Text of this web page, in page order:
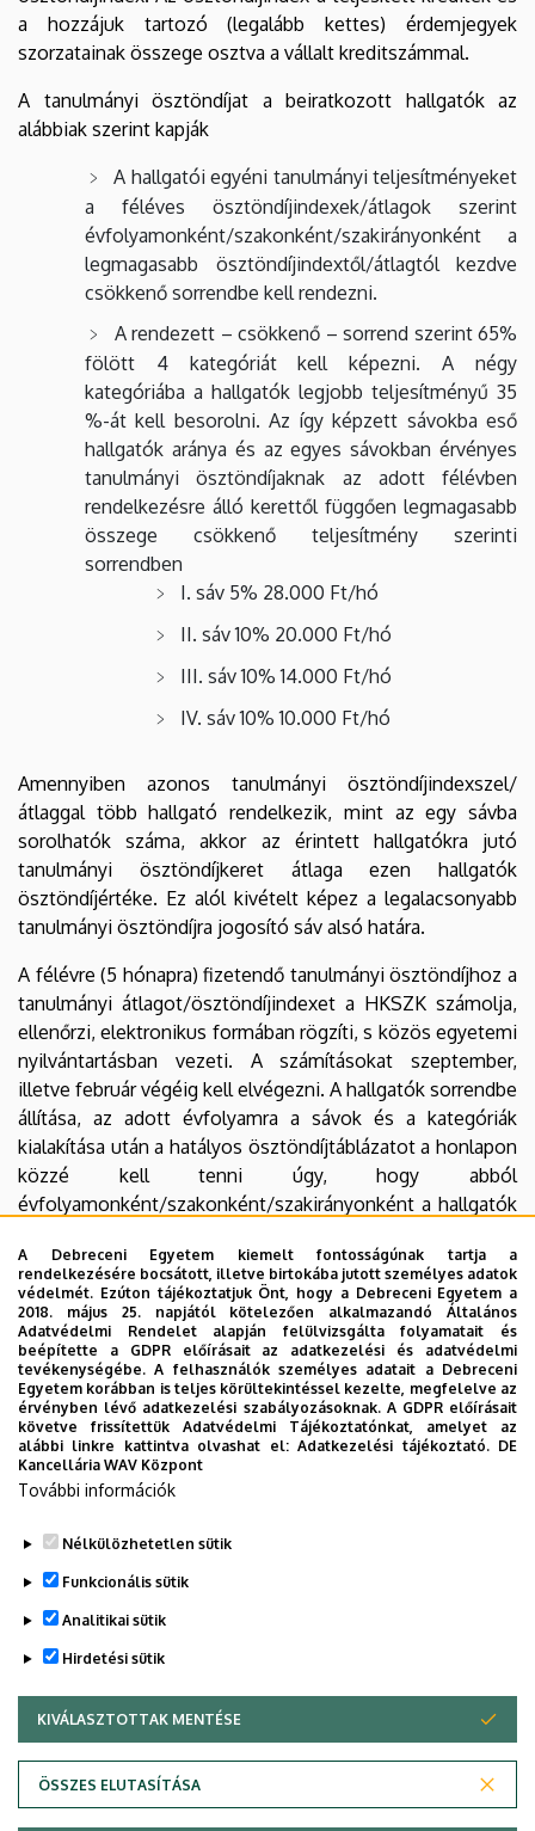
a hozzájuk tartozó (legalább kettes) érdemjegyek
szorzatainak összege osztva a vállalt kreditszámmal.
A tanulmányi ösztöndíjat a beiratkozott hallgatók az
alábbiak szerint kapják
A hallgatói egyéni tanulmányi teljesítményeket
a féléves ösztöndíjindexek/átlagok szerint
évfolyamonként/szakonként/szakirányonként a
legmagasabb ösztöndíjindextől/átlagtól kezdve
csökkenő sorrendbe kell rendezni.
A rendezett – csökkenő – sorrend szerint 65%
fölött 4 kategóriát kell képezni. A négy
kategóriába a hallgatók legjobb teljesítményű 35
%-át kell besorolni. Az így képzett sávokba eső
hallgatók aránya és az egyes sávokban érvényes
tanulmányi ösztöndíjaknak az adott félévben
rendelkezésre álló kerettől függően legmagasabb
összege csökkenő teljesítmény szerinti
sorrendben
I. sáv 5% 28.000 Ft/hó
II. sáv 10% 20.000 Ft/hó
III. sáv 10% 14.000 Ft/hó
IV. sáv 10% 10.000 Ft/hó
Amennyiben azonos tanulmányi ösztöndíjindexszel/
átlaggal több hallgató rendelkezik, mint az egy sávba
sorolhatók száma, akkor az érintett hallgatókra jutó
tanulmányi ösztöndíjkeret átlaga ezen hallgatók
ösztöndíjértéke. Ez alól kivételt képez a legalacsonyabb
tanulmányi ösztöndíjra jogosító sáv alsó határa.
A félévre (5 hónapra) fizetendő tanulmányi ösztöndíjhoz a
tanulmányi átlagot/ösztöndíjindexet a HKSZK számolja,
ellenőrzi, elektronikus formában rögzíti, s közös egyetemi
nyilvántartásban vezeti. A számításokat szeptember,
illetve február végéig kell elvégezni. A hallgatók sorrendbe
állítása, az adott évfolyamra a sávok és a kategóriák
kialakítása után a hatályos ösztöndíjtáblázatot a honlapon
közzé kell tenni úgy, hogy abból
évfolyamonként/szakonként/szakirányonként a hallgatók
ösztöndíjindexhez mekkora összegű tanulmányi ösztöndíj
tartozik.
Jogász szakon az utolsó szemeszterben akkor
részesülhetnek a hallgatók tanulmányi ösztöndíjban, ha az
ösztöndíj számításának alapjául szolgáló félévben
legalább 15 kreditpont értékben teljesítettek kötelező és
kötelezően választható tárgyakat.
A DE ÁJK vonatkozásában a tanulmányi ösztöndíj
odaítélése szakonként, a szakokon belül pedig
évfolyamonként történik. A tanulmányi ösztöndíj
részletes szabályozását a
Térítési és Juttatási Szabályzata
Legutóbbi frissítés:
Adatvédelem
A Debreceni Egyetem kiemelt fontosságúnak tartja a
rendelkezésére bocsátott, illetve birtokába jutott személyes adatok
védelmét. Ezúton tájékoztatjuk Önt, hogy a Debreceni Egyetem a
2018. május 25. napjától kötelezően alkalmazandó Általános
Adatvédelmi Rendelet alapján felülvizsgálta folyamatait és
beépítette a GDPR előírásait az adatkezelési és adatvédelmi
tevékenységébe. A felhasználók személyes adatait a Debreceni
Egyetem korábban is teljes körültekintéssel kezelte, megfelelve az
érvényben lévő adatkezelési szabályozásoknak. A GDPR előírásait
követve frissítettük Adatvédelmi Tájékoztatónkat, amelyet az
alábbi linkre kattintva olvashat el:Adatkezelési tájékoztató. DE
Kancellária WAV Központ
További információk
Nélkülözhetetlen sütik
Funkcionális sütik
Analitikai sütik
Hirdetési sütik
KIVÁLASZTOTTAK MENTÉSE
ÖSSZES ELUTASÍTÁSA
WITHDRAW CONSENT